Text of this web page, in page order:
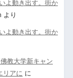
よ動き出す。街か
より
よ動き出す。街か
教大学新キャン
リアに に